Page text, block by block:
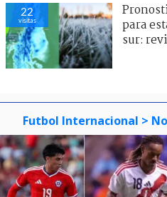
22
visitas
para
sur:
Futbol Internacional >